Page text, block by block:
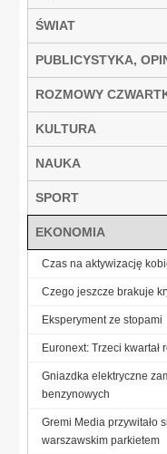
ŚWIAT
PUBLICYSTYKA,
ROZMOWY
KULTURA
NAUKA
SPORT
EKONOMIA
Czas na aktywizację
Czego jeszcze brakuje
Eksperyment ze stopami
Euronext: Trzeci kwartał
Gniazdka elektryczne
benzynowych
Gremi Media przywitało
warszawskim parkietem